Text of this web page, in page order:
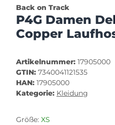
Back on Track
P4G Damen
Copper
Artikelnummer: 17905000
GTIN: 7340041121535
HAN: 17905000
Kategorie: Kleidung
Größe: XS